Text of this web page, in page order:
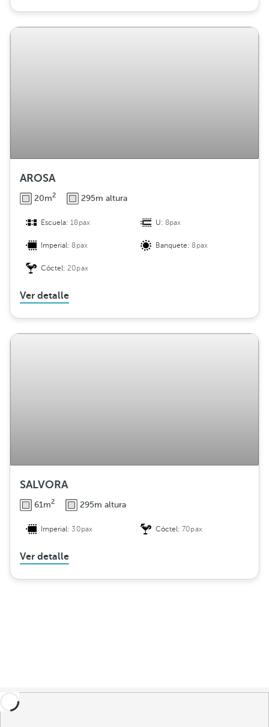
AROSA
20m2 295m altura
Escuela:18pax U:8pax
Imperial:8pax Banquete:8pax
Cóctel:20pax
Ver detalle
SALVORA
61m2 295m altura
Imperial:30pax Cóctel:70pax
Ver detalle